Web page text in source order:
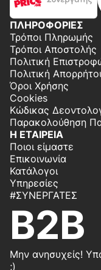
ΠΛΗΡΟΦΟΡΙΕΣ
Τρόποι Πληρωμής
Τρόποι Αποστολής
Πολιτική
Πολιτική
Όροι Χρήσης
Cookies
Κώδικας
Παρακολούθηση
Η ΕΤΑΙΡΕΙΑ
Ποιοι είμαστε
Επικοινωνία
Κατάλογοι
Υπηρεσίες
#ΣΥΝΕΡΓΆΤΕΣ
B2B
Μην ανησυχείς!
;)